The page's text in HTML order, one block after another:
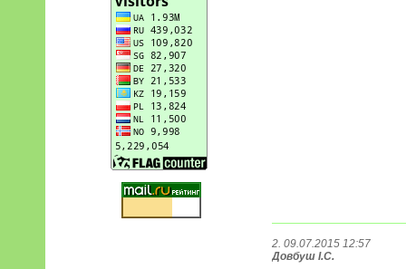
2. 09.07.2015 12:57
Довбуш І.С.